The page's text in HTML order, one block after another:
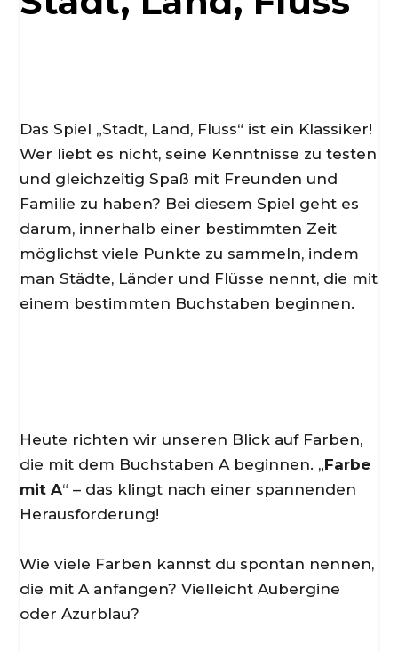
o
Das Spiel „Stadt, Land, Fluss“ ist ein Klassiker!
Wer liebt es nicht, seine Kenntnisse zu testen
und gleichzeitig Spaß mit Freunden und
Familie zu haben? Bei diesem Spiel geht es
darum, innerhalb einer bestimmten Zeit
möglichst viele Punkte zu sammeln, indem
man Städte, Länder und Flüsse nennt, die mit
einem bestimmten Buchstaben beginnen.
Heute richten wir unseren Blick auf Farben,
die mit dem Buchstaben A beginnen. „Farbe
mit A“ – das klingt nach einer spannenden
Herausforderung!
Wie viele Farben kannst du spontan nennen,
die mit A anfangen? Vielleicht Aubergine
oder Azurblau?